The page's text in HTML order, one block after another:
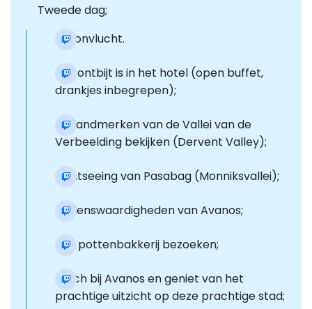
Tweede dag;
Ballonvlucht.
Het ontbijt is in het hotel (open buffet,
drankjes inbegrepen);
De landmerken van de Vallei van de
Verbeelding bekijken (Dervent Valley);
Sightseeing van Pasabag (Monniksvallei);
Bezienswaardigheden van Avanos;
Een pottenbakkerij bezoeken;
Lunch bij Avanos en geniet van het
prachtige uitzicht op deze prachtige stad;